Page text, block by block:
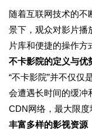
随着互联网技术的不
景下，观众对影片播
片库和便捷的操作方
不卡影院的定义与优
“不卡影院”并不仅仅
会遭遇长时间的缓冲
CDN网络，最大限
丰富多样的影视资源